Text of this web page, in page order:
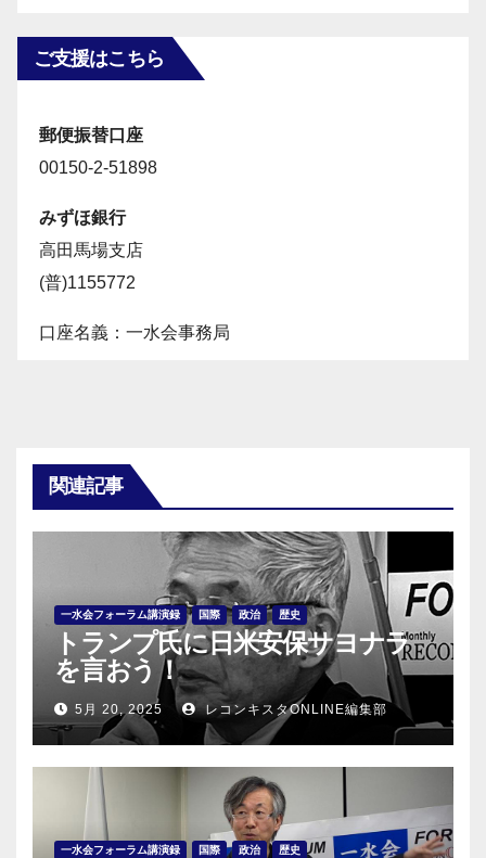
ご支援はこちら
郵便振替口座
00150-2-51898
みずほ銀行
高田馬場支店
(普)1155772
口座名義：一水会事務局
関連記事
一水会フォーラム講演録 国際 政治 歴史
トランプ氏に日米安保サヨナラ
を言おう！
5月 20, 2025 レコンキスタONLINE編集部
一水会フォーラム講演録 国際 政治 歴史